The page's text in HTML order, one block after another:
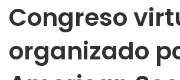
Congreso
organizado